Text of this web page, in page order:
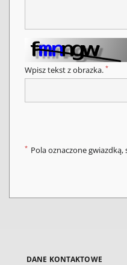
Wpisz tekst z obrazka. *
* Pola oznaczone
DANE KONTAKTOWE